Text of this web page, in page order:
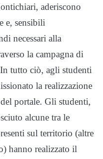
aderiscono
e, sensibili
necessari alla
la campagna di
tutto ciò, agli studenti
la realizzazione
portale. Gli studenti,
alcune tra le
sul territorio (altre
hanno realizzato il